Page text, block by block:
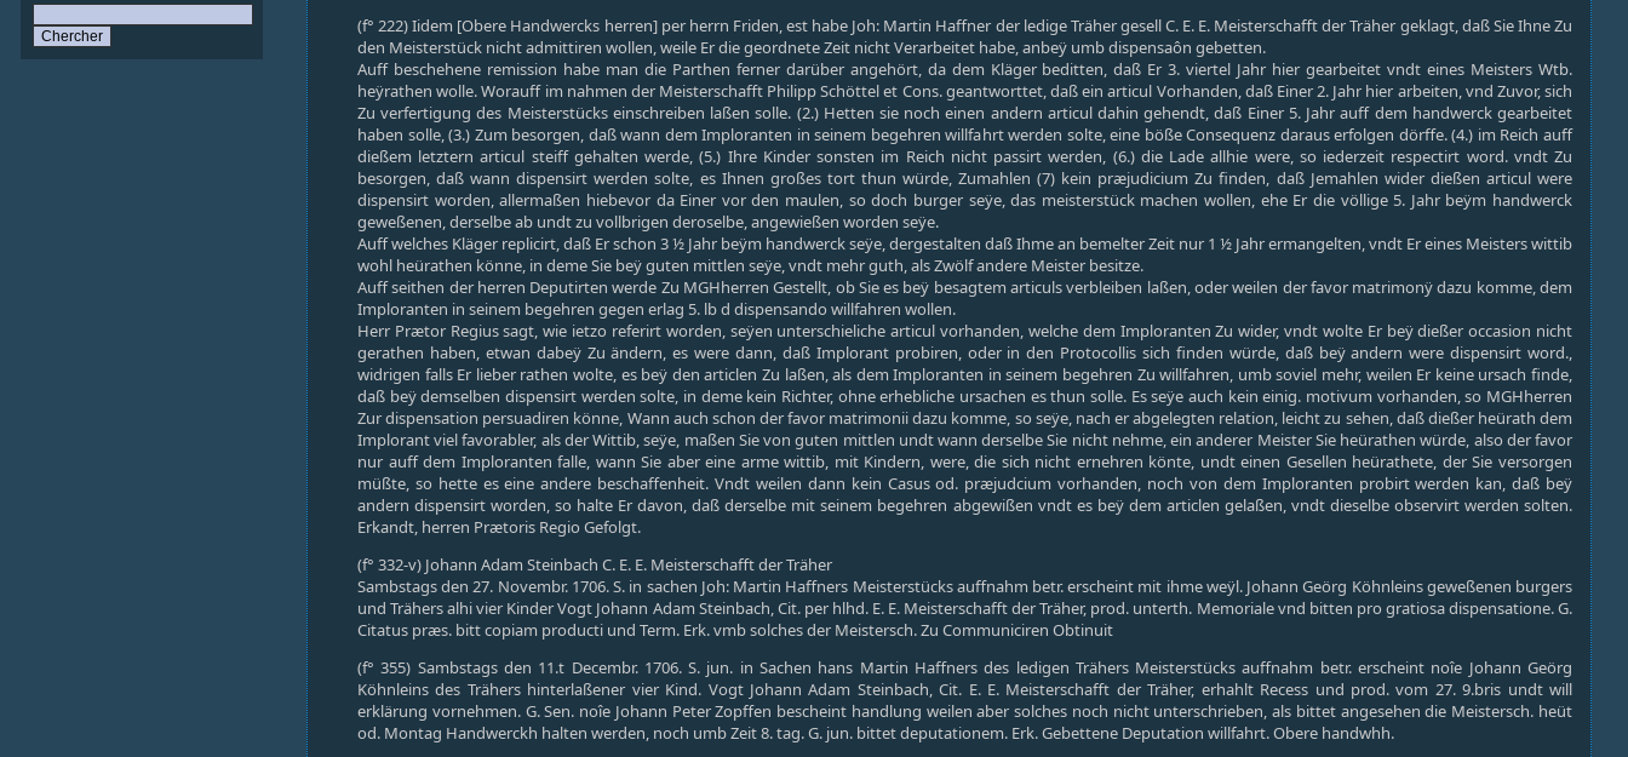
(f° 222) Iidem [Obere Handwercks herren] per herrn Friden, est habe Joh: Martin Haffner der ledige Träher gesell C. E. E. Meisterschafft der Träher geklagt, daß Sie Ihne Zu
den Meisterstück nicht admittiren wollen, weile Er die geordnete Zeit nicht Verarbeitet habe, anbeÿ umb dispensaôn gebetten.
Auff beschehene remission habe man die Parthen ferner darüber angehört, da dem Kläger beditten, daß Er 3. viertel Jahr hier gearbeitet vndt eines Meisters Wtb.
heÿrathen wolle. Worauff im nahmen der Meisterschafft Philipp Schöttel et Cons. geantworttet, daß ein articul Vorhanden, daß Einer 2. Jahr hier arbeiten, vnd Zuvor, sich
Zu verfertigung des Meisterstücks einschreiben laßen solle. (2.) Hetten sie noch einen andern articul dahin gehendt, daß Einer 5. Jahr auff dem handwerck gearbeitet
haben solle, (3.) Zum besorgen, daß wann dem Imploranten in seinem begehren willfahrt werden solte, eine böße Consequenz daraus erfolgen dörffe. (4.) im Reich auff
dießem letztern articul steiff gehalten werde, (5.) Ihre Kinder sonsten im Reich nicht passirt werden, (6.) die Lade allhie were, so iederzeit respectirt word. vndt Zu
besorgen, daß wann dispensirt werden solte, es Ihnen großes tort thun würde, Zumahlen (7) kein præjudicium Zu finden, daß Jemahlen wider dießen articul were
dispensirt worden, allermaßen hiebevor da Einer vor den maulen, so doch burger seÿe, das meisterstück machen wollen, ehe Er die völlige 5. Jahr beÿm handwerck
geweßenen, derselbe ab undt zu vollbrigen deroselbe, angewießen worden seÿe.
Auff welches Kläger replicirt, daß Er schon 3 ½ Jahr beÿm handwerck seÿe, dergestalten daß Ihme an bemelter Zeit nur 1 ½ Jahr ermangelten, vndt Er eines Meisters wittib
wohl heürathen könne, in deme Sie beÿ guten mittlen seÿe, vndt mehr guth, als Zwölf andere Meister besitze.
Auff seithen der herren Deputirten werde Zu MGHherren Gestellt, ob Sie es beÿ besagtem articuls verbleiben laßen, oder weilen der favor matrimonÿ dazu komme, dem
Imploranten in seinem begehren gegen erlag 5. lb d dispensando willfahren wollen.
Herr Prætor Regius sagt, wie ietzo referirt worden, seÿen unterschieliche articul vorhanden, welche dem Imploranten Zu wider, vndt wolte Er beÿ dießer occasion nicht
gerathen haben, etwan dabeÿ Zu ändern, es were dann, daß Implorant probiren, oder in den Protocollis sich finden würde, daß beÿ andern were dispensirt word.,
widrigen falls Er lieber rathen wolte, es beÿ den articlen Zu laßen, als dem Imploranten in seinem begehren Zu willfahren, umb soviel mehr, weilen Er keine ursach finde,
daß beÿ demselben dispensirt werden solte, in deme kein Richter, ohne erhebliche ursachen es thun solle. Es seÿe auch kein einig. motivum vorhanden, so MGHherren
Zur dispensation persuadiren könne, Wann auch schon der favor matrimonii dazu komme, so seÿe, nach er abgelegten relation, leicht zu sehen, daß dießer heürath dem
Implorant viel favorabler, als der Wittib, seÿe, maßen Sie von guten mittlen undt wann derselbe Sie nicht nehme, ein anderer Meister Sie heürathen würde, also der favor
nur auff dem Imploranten falle, wann Sie aber eine arme wittib, mit Kindern, were, die sich nicht ernehren könte, undt einen Gesellen heürathete, der Sie versorgen
müßte, so hette es eine andere beschaffenheit. Vndt weilen dann kein Casus od. præjudcium vorhanden, noch von dem Imploranten probirt werden kan, daß beÿ
andern dispensirt worden, so halte Er davon, daß derselbe mit seinem begehren abgewißen vndt es beÿ dem articlen gelaßen, vndt dieselbe observirt werden solten.
Erkandt, herren Prætoris Regio Gefolgt.
(f° 332-v) Johann Adam Steinbach C. E. E. Meisterschafft der Träher
Sambstags den 27. Novembr. 1706. S. in sachen Joh: Martin Haffners Meisterstücks auffnahm betr. erscheint mit ihme weÿl. Johann Geörg Köhnleins geweßenen burgers
und Trähers alhi vier Kinder Vogt Johann Adam Steinbach, Cit. per hlhd. E. E. Meisterschafft der Träher, prod. unterth. Memoriale vnd bitten pro gratiosa dispensatione. G.
Citatus præs. bitt copiam producti und Term. Erk. vmb solches der Meistersch. Zu Communiciren Obtinuit
(f° 355) Sambstags den 11.t Decembr. 1706. S. jun. in Sachen hans Martin Haffners des ledigen Trähers Meisterstücks auffnahm betr. erscheint noîe Johann Geörg
Köhnleins des Trähers hinterlaßener vier Kind. Vogt Johann Adam Steinbach, Cit. E. E. Meisterschafft der Träher, erhahlt Recess und prod. vom 27. 9.bris undt will
erklärung vornehmen. G. Sen. noîe Johann Peter Zopffen bescheint handlung weilen aber solches noch nicht unterschrieben, als bittet angesehen die Meistersch. heüt
od. Montag Handwerckh halten werden, noch umb Zeit 8. tag. G. jun. bittet deputationem. Erk. Gebettene Deputation willfahrt. Obere handwhh.